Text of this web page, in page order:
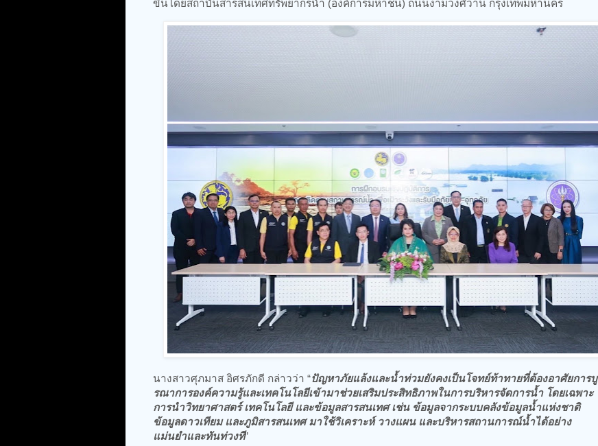
ขึ้นโดยสถาบันสารสนเทศทรัพยากรน้ำ (องค์การมหาชน) ถนนงามวงศ์วาน กรุงเทพมหานคร
นางสาวศุภมาส อิศรภักดี กล่าวว่า “ปัญหาภัยแล้งและน้ำท่วมยังคงเป็นโจทย์ท้าทายที่ต้องอาศัยการบู
รณาการองค์ความรู้และเทคโนโลยีเข้ามาช่วยเสริมประสิทธิภาพในการบริหารจัดการน้ำ โดยเฉพาะ
การนำวิทยาศาสตร์ เทคโนโลยี และข้อมูลสารสนเทศ เช่น ข้อมูลจากระบบคลังข้อมูลน้ำแห่งชาติ
ข้อมูลดาวเทียม และภูมิสารสนเทศ มาใช้วิเคราะห์ วางแผน และบริหารสถานการณ์น้ำได้อย่าง
แม่นยำและทันท่วงที”